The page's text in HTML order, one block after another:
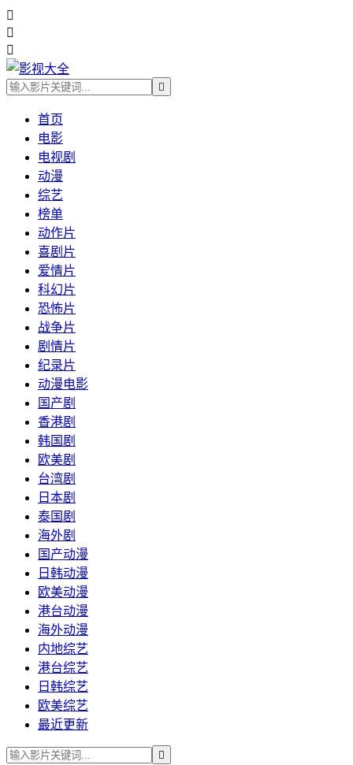




首页
电影
电视剧
动漫
综艺
榜单
动作片
喜剧片
爱情片
科幻片
恐怖片
战争片
剧情片
纪录片
动漫电影
国产剧
香港剧
韩国剧
欧美剧
台湾剧
日本剧
泰国剧
海外剧
国产动漫
日韩动漫
欧美动漫
港台动漫
海外动漫
内地综艺
港台综艺
日韩综艺
欧美综艺
最近更新
